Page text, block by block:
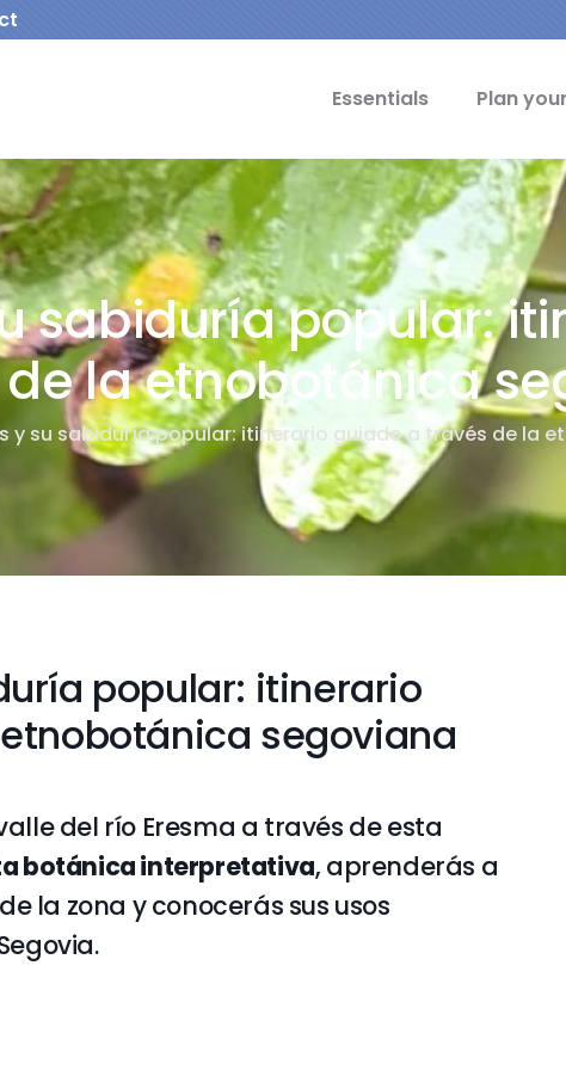
Essentials Plan
sabiduría popular:
la etnobotánica
y su sabiduría popular: itinerario guiado a través de la
popular: itinerario
segoviana
del río Eresma a través de esta
botánica interpretativa, aprenderás a
la zona y conocerás sus usos